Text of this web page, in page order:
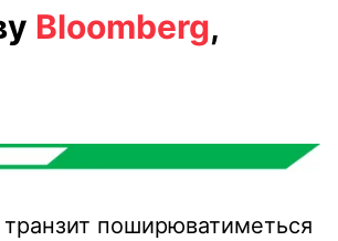
Bloomberg,
поширюватиметься